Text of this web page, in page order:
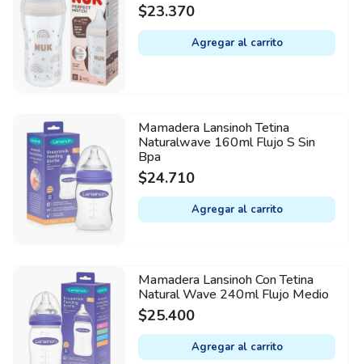
$23.370
Agregar al carrito
Mamadera Lansinoh Tetina
Naturalwave 160ml Flujo S Sin
Bpa
$24.710
Agregar al carrito
Mamadera Lansinoh Con Tetina
Natural Wave 240ml Flujo Medio
$25.400
Agregar al carrito